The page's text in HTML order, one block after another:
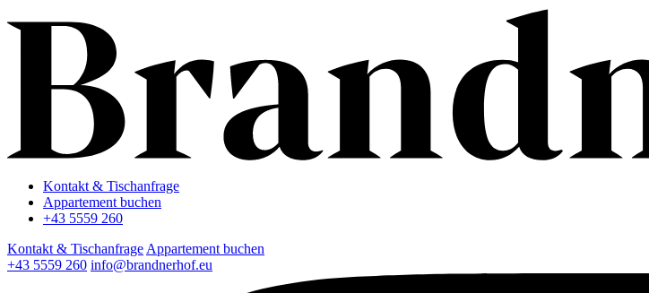
Kontakt & Tischanfrage
Appartement buchen
+43 5559 260
Kontakt & Tischanfrage Appartement buchen
+43 5559 260 info@brandnerhof.eu